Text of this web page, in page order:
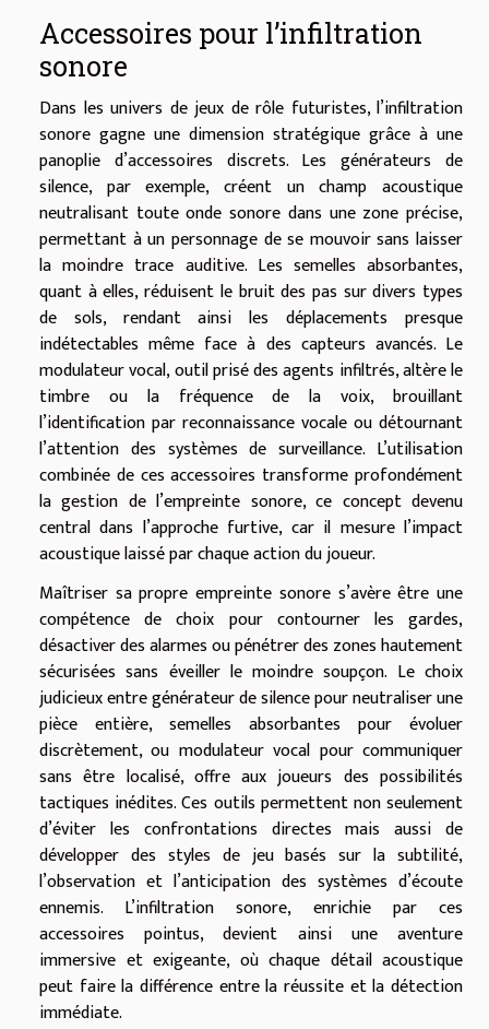
Accessoires pour l’infiltration
sonore
Dans les univers de jeux de rôle futuristes, l’infiltration
sonore gagne une dimension stratégique grâce à une
panoplie d’accessoires discrets. Les générateurs de
silence, par exemple, créent un champ acoustique
neutralisant toute onde sonore dans une zone précise,
permettant à un personnage de se mouvoir sans laisser
la moindre trace auditive. Les semelles absorbantes,
quant à elles, réduisent le bruit des pas sur divers types
de sols, rendant ainsi les déplacements presque
indétectables même face à des capteurs avancés. Le
modulateur vocal, outil prisé des agents infiltrés, altère le
timbre ou la fréquence de la voix, brouillant
l’identification par reconnaissance vocale ou détournant
l’attention des systèmes de surveillance. L’utilisation
combinée de ces accessoires transforme profondément
la gestion de l’empreinte sonore, ce concept devenu
central dans l’approche furtive, car il mesure l’impact
acoustique laissé par chaque action du joueur.
Maîtriser sa propre empreinte sonore s’avère être une
compétence de choix pour contourner les gardes,
désactiver des alarmes ou pénétrer des zones hautement
sécurisées sans éveiller le moindre soupçon. Le choix
judicieux entre générateur de silence pour neutraliser une
pièce entière, semelles absorbantes pour évoluer
discrètement, ou modulateur vocal pour communiquer
sans être localisé, offre aux joueurs des possibilités
tactiques inédites. Ces outils permettent non seulement
d’éviter les confrontations directes mais aussi de
développer des styles de jeu basés sur la subtilité,
l’observation et l’anticipation des systèmes d’écoute
ennemis. L’infiltration sonore, enrichie par ces
accessoires pointus, devient ainsi une aventure
immersive et exigeante, où chaque détail acoustique
peut faire la différence entre la réussite et la détection
immédiate.